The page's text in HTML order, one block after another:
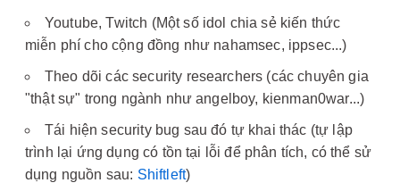
Youtube, Twitch (Một số idol chia sẻ kiến thức
miễn phí cho cộng đồng như nahamsec, ippsec...)
Theo dõi các security researchers (các chuyên gia
"thật sự" trong ngành như angelboy, kienman0war...)
Tái hiện security bug sau đó tự khai thác (tự lập
trình lại ứng dụng có tồn tại lỗi để phân tích, có thể sử
dụng nguồn sau: Shiftleft)